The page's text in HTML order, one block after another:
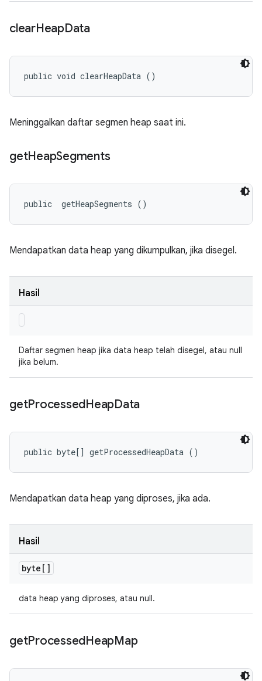
clearHeapData
public void clearHeapData ()
Meninggalkan daftar segmen heap saat ini.
getHeapSegments
public getHeapSegments ()
Mendapatkan data heap yang dikumpulkan, jika disegel.
Hasil
Daftar segmen heap jika data heap telah disegel, atau null
jika belum.
getProcessedHeapData
public byte[] getProcessedHeapData ()
Mendapatkan data heap yang diproses, jika ada.
Hasil
byte[]
data heap yang diproses, atau null.
getProcessedHeapMap